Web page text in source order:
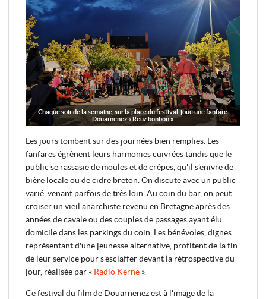
Chaque soir de la semaine, sur la place du festival, joue une fanfare.
Douarnenez « Reuz bonbon ».
Les jours tombent sur des journées bien remplies. Les
fanfares égrènent leurs harmonies cuivrées tandis que le
public se rassasie de moules et de crêpes, qu'il s'enivre de
bière locale ou de cidre breton. On discute avec un public
varié, venant parfois de très loin. Au coin du bar, on peut
croiser un vieil anarchiste revenu en Bretagne après des
années de cavale ou des couples de passages ayant élu
domicile dans les parkings du coin. Les bénévoles, dignes
représentant d'une jeunesse alternative, profitent de la fin
de leur service pour s'esclaffer devant la rétrospective du
jour, réalisée par « Radio Kerne ».
Ce festival du film de Douarnenez est à l'image de la